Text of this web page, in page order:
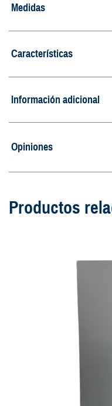
Medidas
Características
Información adicional
Opiniones
Productos